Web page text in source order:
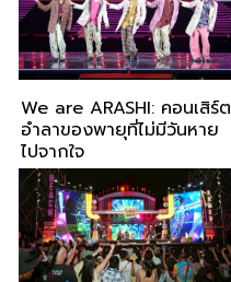
We are ARASHI: คอนเสิร์ต
อำลาของพายุที่ไม่มีวันหาย
ไปจากใจ